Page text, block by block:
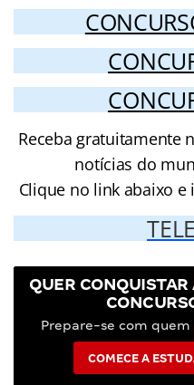
Receba gratuitamente
notícias do
Clique no link abaixo
QUER
Prepare-se com
COMECE A